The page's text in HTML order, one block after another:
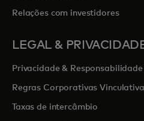
Relações com investidores
LEGAL &
Privacidade &
Regras Corporativas
Taxas de intercâmbio